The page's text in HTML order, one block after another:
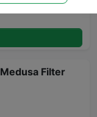
Filter